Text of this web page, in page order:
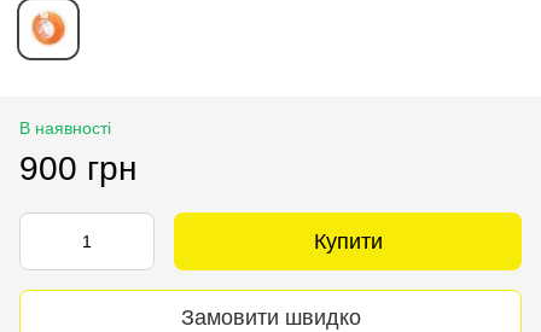
В наявності
900 грн
Купити
Замовити швидко